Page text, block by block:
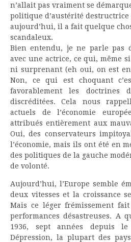
n’allait pas vraiment se
politique d’austérité destructrice
aujourd’hui, il a fait quelque
scandaleux.
Bien entendu, je ne parle pas
avec une actrice, ce qui, même
ni surprenant (eh oui, on est
Non, ce qui est choquant
favorablement les
discréditées. Cela nous
actuels de l’économie
attribués entièrement aux
Oui, des conservateurs
l’économie, mais ils ont été en
des politiques de la gauche
de volonté.
Aujourd’hui, l’Europe semble
deux vitesses et la croissance
Mais ce léger frémissement
performances désastreuses. A
1936, sept années depuis
Dépression, la plupart des